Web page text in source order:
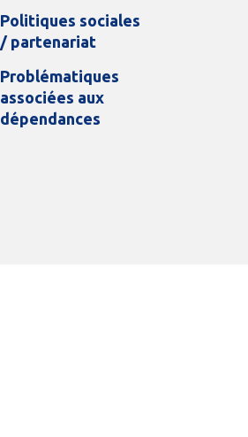
Politiques sociales
/ partenariat
Problématiques
associées aux
dépendances